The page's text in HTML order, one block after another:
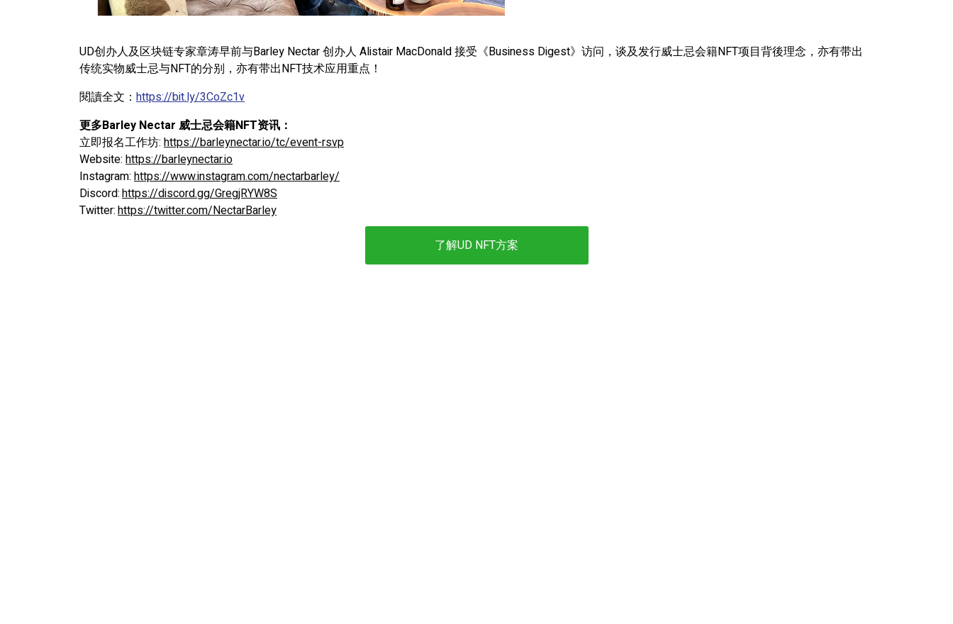
UD创办人及区块链专家章涛早前与Barley Nectar 创办人 Alistair MacDonald 接受《Business Digest》访问，谈及发行威士忌会籍NFT项目背後理念，亦有带出
传统实物威士忌与NFT的分别，亦有带出NFT技术应用重点！
閱讀全文： https://bit.ly/3CoZc1v
更多Barley Nectar 威士忌会籍NFT资讯：
立即报名工作坊: https://barleynectar.io/tc/event-rsvp
Website: https://barleynectar.io
Instagram: https://www.instagram.com/nectarbarley/
Discord:https://discord.gg/GregjRYW8S
Twitter:https://twitter.com/NectarBarley
了解UD NFT方案